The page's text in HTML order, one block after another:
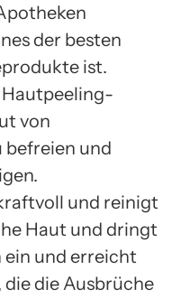
der besten
ist.
von
befreien und
und reinigt
Haut und dringt
und erreicht
die Ausbrüche